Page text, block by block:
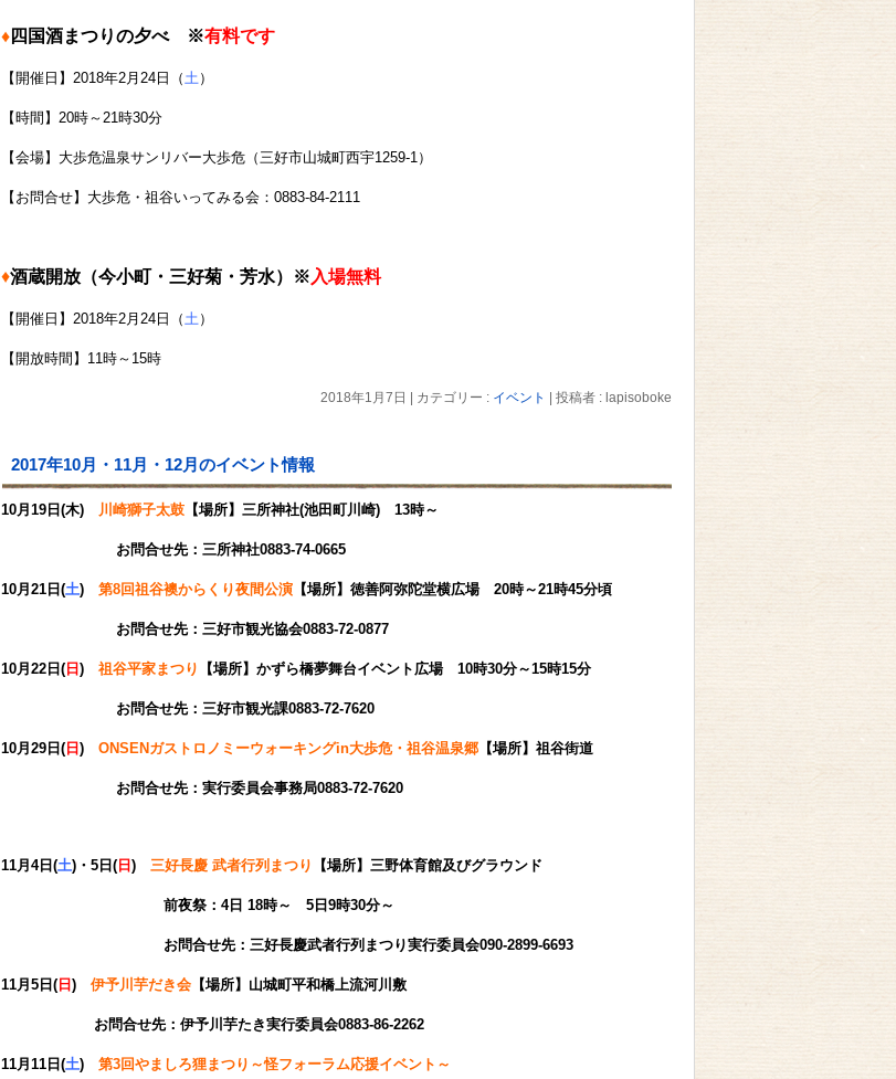
♦四国酒まつりの夕べ ※有料です
【開催日】2018年2月24日（土）
【時間】20時～21時30分
【会場】大歩危温泉サンリバー大歩危（三好市山城町西宇1259-1）
【お問合せ】大歩危・祖谷いってみる会：0883-84-2111
♦酒蔵開放（今小町・三好菊・芳水）※ 入場無料
【開催日】2018年2月24日（土）
【開放時間】11時～15時
2018年1月7日 カテゴリー : イベント 投稿者 : lapisoboke
2017年10月・11月・12月のイベント情報
10月19日(木) 川崎獅子太鼓 【場所】三所神社(池田町川崎) 13時～
お問合せ先：三所神社0883-74-0665
10月21日(土)第8回祖谷襖からくり夜間公演 【場所】徳善阿弥陀堂横広場 20時～21時45分頃
お問合せ先：三好市観光協会0883-72-0877
10月22日( 日)祖谷平家まつり 【場所】かずら橋夢舞台イベント広場 10時30分～15時15分
お問合せ先：三好市観光課0883-72-7620
10月29日( 日)ONSENガストロノミーウォーキングin大歩危・祖谷温泉郷 【場所】祖谷街道
お問合せ先：実行委員会事務局0883-72-7620
11月4日(土)・5日( 日)三好長慶 武者行列まつり 【場所】三野体育館及びグラウンド
前夜祭：4日 18時～ 5日9時30分～
お問合せ先：三好長慶武者行列まつり実行委員会090-2899-6693
11月5日( 日)伊予川芋だき会 【場所】山城町平和橋上流河川敷
お問合せ先：伊予川芋たき実行委員会0883-86-2262
11月11日(土)第3回やましろ狸まつり～怪フォーラム応援イベント～